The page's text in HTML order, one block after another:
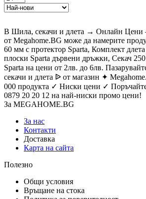
В Шила, секачи и длета → Онлайн Цени
от Megahome.BG може да намерите
60 мм с протектор Sparta, Комплект
плоски Sparta дървени дръжки, Секач
Sparta на цени от 2лв. до 6лв.
секачи и длета ᐉ от магазин ✦
000 продукта ✓ Ниски цени ✓
0879 20 20 12 на най-ниски промо цени!
За MEGAHOME.BG
За нас
Контакти
Доставка
Карта на сайта
Полезно
Общи условия
Връщане на стока